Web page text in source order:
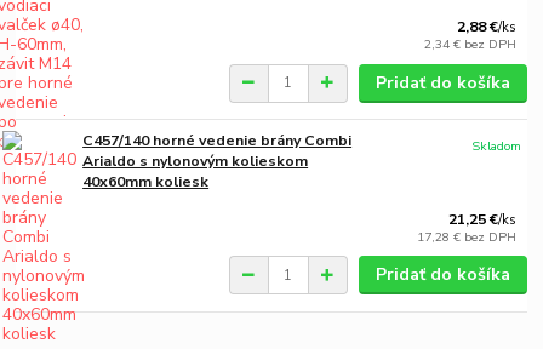
2,88 €/ks
2,34 € bez DPH
Pridať do košíka
C457/140 horné vedenie brány Combi
Arialdo s nylonovým kolieskom
40x60mm koliesk
21,25 €/ks
17,28 € bez DPH
Skladom
Pridať do košíka